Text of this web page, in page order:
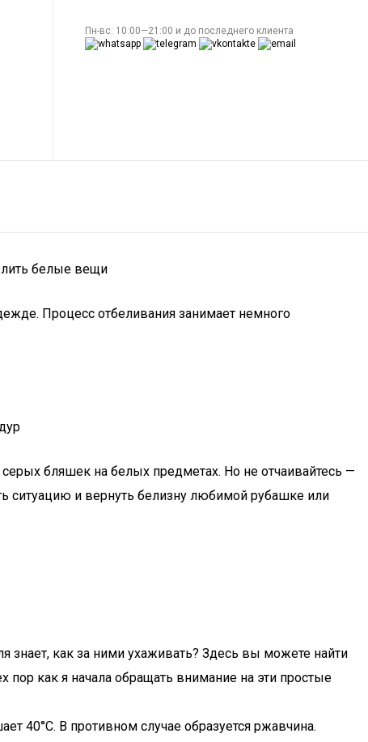
Пн-вс: 10:00—21:00 и до последнего клиента
белые вещи
Процесс отбеливания занимает немного
бляшек на белых предметах. Но не отчаивайтесь —
ситуацию и вернуть белизну любимой рубашке или
знает, как за ними ухаживать? Здесь вы можете найти
как я начала обращать внимание на эти простые
40°C. В противном случае образуется ржавчина.